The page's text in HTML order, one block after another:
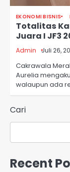
EKONOMI BISNIS
Totalitas
Juara I JF3
Admin Juli 26,
Cakrawala
Aurelia
walaupun ada
Cari
Recent